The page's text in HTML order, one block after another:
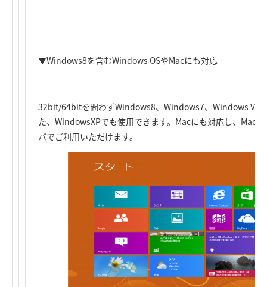
▼Windows8を含むWindows OSやMacにも対応
32bit/64bitを問わずWindows8、Windows7、Windows
た、WindowsXPでも使用できます。Macにも対応し、Mac
バでご利用いただけます。